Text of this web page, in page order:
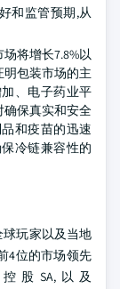
和监管预期,从
将增长7.8%以
包装市场的主
、电子药业平
确保真实和安全
和疫苗的迅速
冷链兼容性的
玩家以及当地
4位的市场领先
控股SA,以及